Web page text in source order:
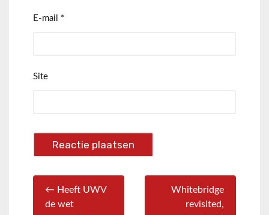
E-mail *
Site
← Heeft UWV
de wet
Whitebridge
revisited,